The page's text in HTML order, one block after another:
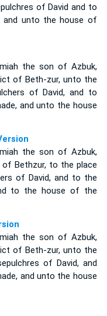
of David and to
and unto the house of
the son of Azbuk,
of Beth-zur, unto the
of David, and to
and unto the house
the son of Azbuk,
Bethzur, to the place
of David, and to the
to the house of the
the son of Azbuk,
of Beth-zur, unto the
of David, and
and unto the house